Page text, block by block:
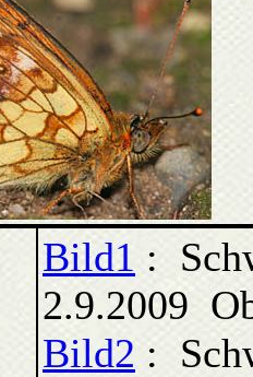
Bild1 :
2.9.2009
Bild2 :